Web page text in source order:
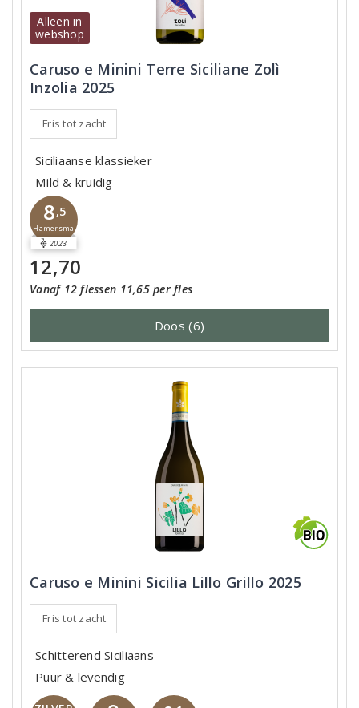
Alleen in
webshop
Caruso e Minini Terre Siciliane Zolì
Inzolia 2025
Fris tot zacht
Siciliaanse klassieker
Mild & kruidig
8,5
Hamersma
2023
12,70
Vanaf 12 flessen 11,65 per fles
Doos (6)
Caruso e Minini Sicilia Lillo Grillo 2025
Fris tot zacht
Schitterend Siciliaans
Puur & levendig